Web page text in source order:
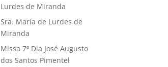
Lurdes de Miranda
Sra. Maria de Lurdes de
Miranda
Missa 7º Dia José Augusto
dos Santos Pimentel